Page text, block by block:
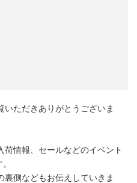
いただきありがとうございま
情報、セールなどのイベント
裏側などもお伝えしていきま